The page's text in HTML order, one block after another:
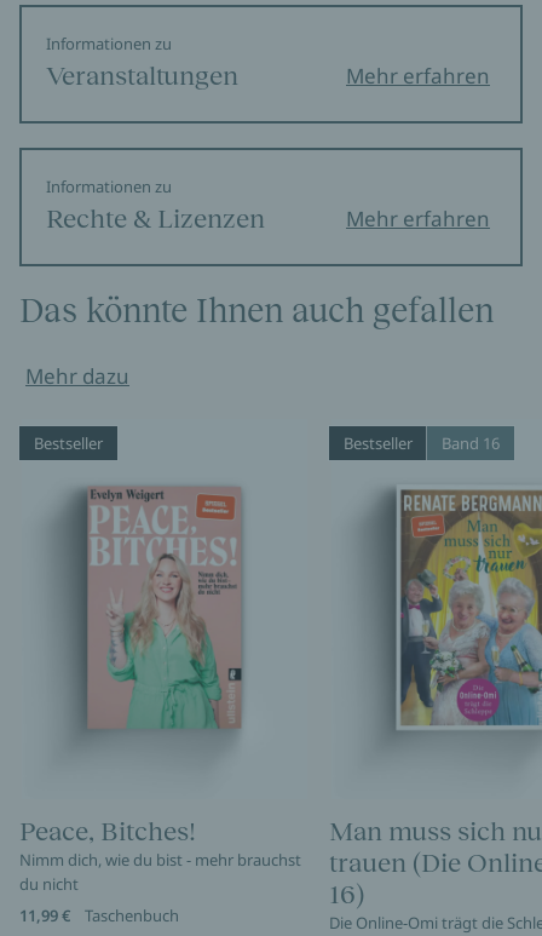
Informationen zu
Veranstaltungen Mehr erfahren
Informationen zu
Rechte & Lizenzen Mehr erfahren
Das könnte Ihnen auch gefallen
Mehr dazu
Bestseller
Peace, Bitches!
Nimm dich, wie du bist - mehr brauchst
du nicht
11,99 €
Taschenbuch
Bestseller Band 16
Man muss sich
trauen (Die
16)
Die Online-Omi trägt die